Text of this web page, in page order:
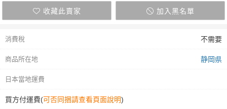
收藏此賣家 加入黑名單
消費稅 不需要
商品所在地 静岡県
日本當地運費
買方付運費(可否同捆請查看頁面說明)